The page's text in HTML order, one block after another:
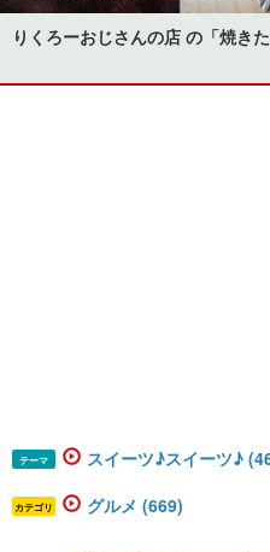
りくろーおじさんの店 の「焼き
テーマ スイーツ♪スイーツ♪
カテゴリ グルメ (669)